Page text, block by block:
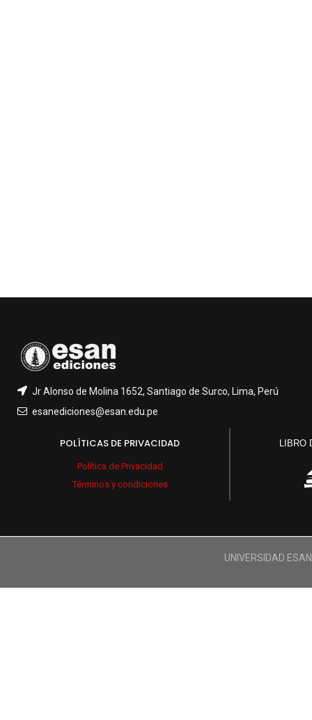
Jr Alonso de Molina 1652, Santiago de Surco, Lima, Perú
esanediciones@esan.edu.pe
POLÍTICAS DE PRIVACIDAD
Política de Privacidad
Términos y condiciones
LIBRO
UNIVERSIDAD